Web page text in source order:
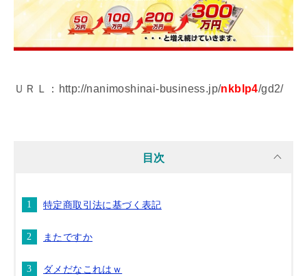
ＵＲＬ：http://nanimoshinai-business.jp/nkblp4/gd2/
目次
特定商取引法に基づく表記
またですか
ダメだなこれはｗ